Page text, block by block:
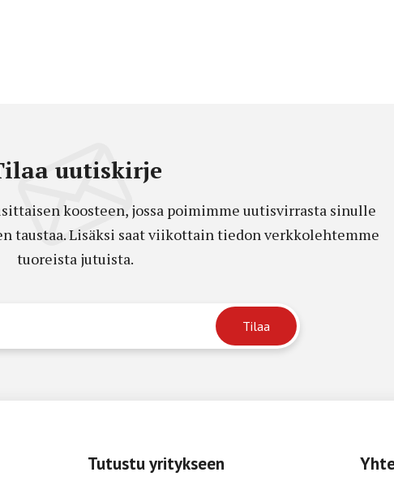
uutiskirje
koosteen, jossa poimimme uutisvirrasta sinulle
taustaa. Lisäksi saat viikottain tiedon verkkolehtemme
tuoreista jutuista.
Tutustu yritykseen